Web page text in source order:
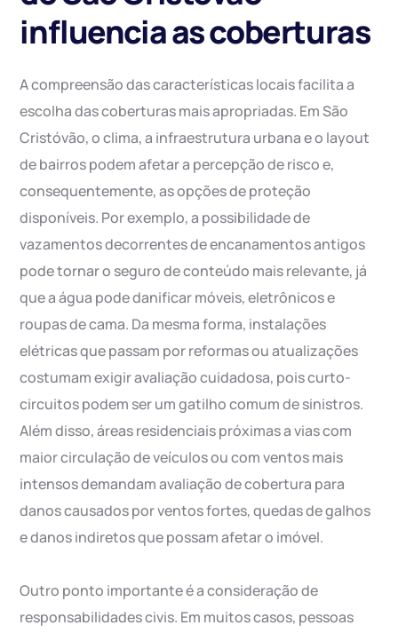
influencia as coberturas
A compreensão das características locais facilita a
escolha das coberturas mais apropriadas. Em São
Cristóvão, o clima, a infraestrutura urbana e o layout
de bairros podem afetar a percepção de risco e,
consequentemente, as opções de proteção
disponíveis. Por exemplo, a possibilidade de
vazamentos decorrentes de encanamentos antigos
pode tornar o seguro de conteúdo mais relevante, já
que a água pode danificar móveis, eletrônicos e
roupas de cama. Da mesma forma, instalações
elétricas que passam por reformas ou atualizações
costumam exigir avaliação cuidadosa, pois curto-
circuitos podem ser um gatilho comum de sinistros.
Além disso, áreas residenciais próximas a vias com
maior circulação de veículos ou com ventos mais
intensos demandam avaliação de cobertura para
danos causados por ventos fortes, quedas de galhos
e danos indiretos que possam afetar o imóvel.
Outro ponto importante é a consideração de
responsabilidades civis. Em muitos casos, pessoas